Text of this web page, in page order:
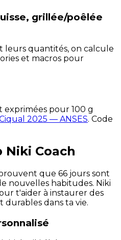
grillée/poêlée
leurs quantités, on calcule
et macros pour
exprimées pour 100 g
2025 — ANSES. Code
Niki Coach
que 66 jours sont
nouvelles habitudes. Niki
t'aider à instaurer des
dans ta vie.